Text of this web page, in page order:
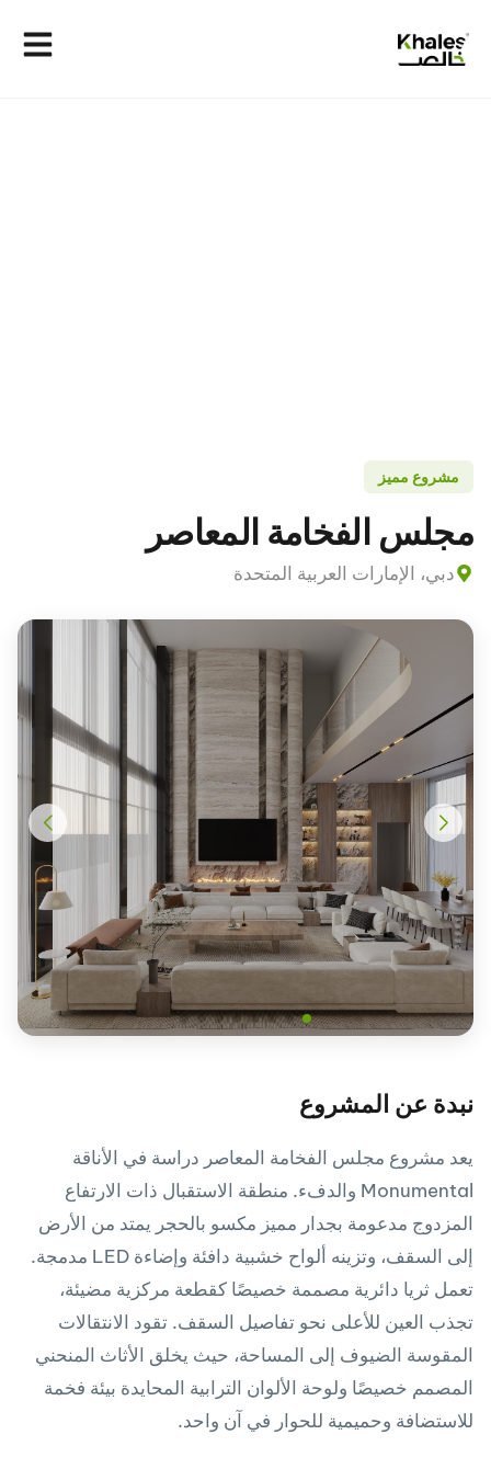
مشروع مميز
مجلس الفخامة المعاصر
دبي، الإمارات العربية المتحدة
نبدة عن المشروع
يعد مشروع مجلس الفخامة المعاصر دراسة في الأناقة
Monumental والدفء. منطقة الاستقبال ذات الارتفاع
المزدوج مدعومة بجدار مميز مكسو بالحجر يمتد من الأرض
إلى السقف، وتزينه ألواح خشبية دافئة وإضاءة LED مدمجة.
تعمل ثريا دائرية مصممة خصيصًا كقطعة مركزية مضيئة،
تجذب العين للأعلى نحو تفاصيل السقف. تقود الانتقالات
المقوسة الضيوف إلى المساحة، حيث يخلق الأثاث المنحني
المصمم خصيصًا ولوحة الألوان الترابية المحايدة بيئة فخمة
للاستضافة وحميمية للحوار في آن واحد.